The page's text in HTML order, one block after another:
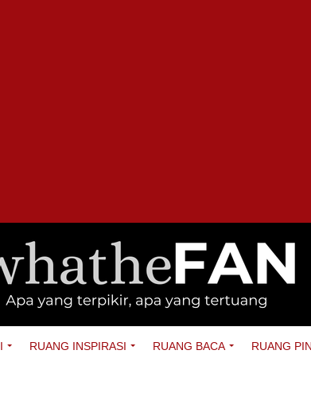
RUANG INSPIRASI RUANG BACA RUANG